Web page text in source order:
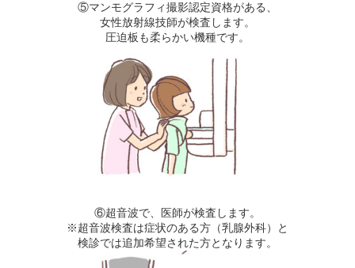
⑤マンモグラフィ撮影認定資格がある、
女性放射線技師が検査します。
圧迫板も柔らかい機種です。
⑥超音波で、医師が検査します。
※超音波検査は症状のある方（乳腺外科）と
検診では追加希望された方となります。